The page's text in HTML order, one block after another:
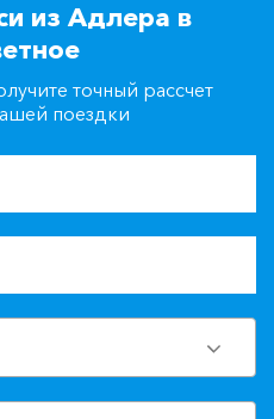
такси
из Адлера в
точный рассчет
поездки